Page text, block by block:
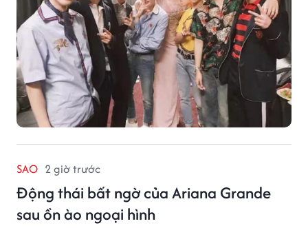
SAO 2 giờ trước
Động thái bất ngờ của Ariana Grande
sau ồn ào ngoại hình